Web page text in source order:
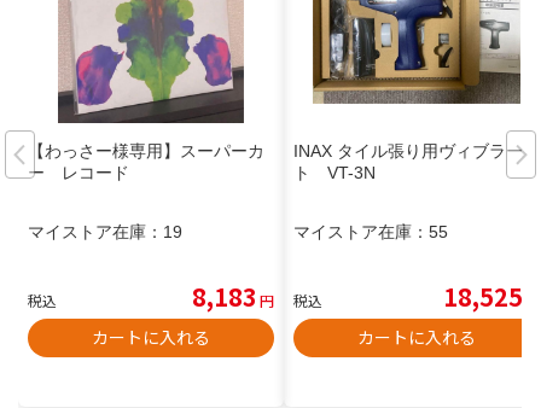
【わっさー様専用】スーパーカ
ー レコード
マイストア在庫： 19
税込 8,183 円
カートに入れる
INAX タイル張り用ヴィブラー
ト VT-3N
マイストア在庫： 55
税込 18,525
カートに入れる